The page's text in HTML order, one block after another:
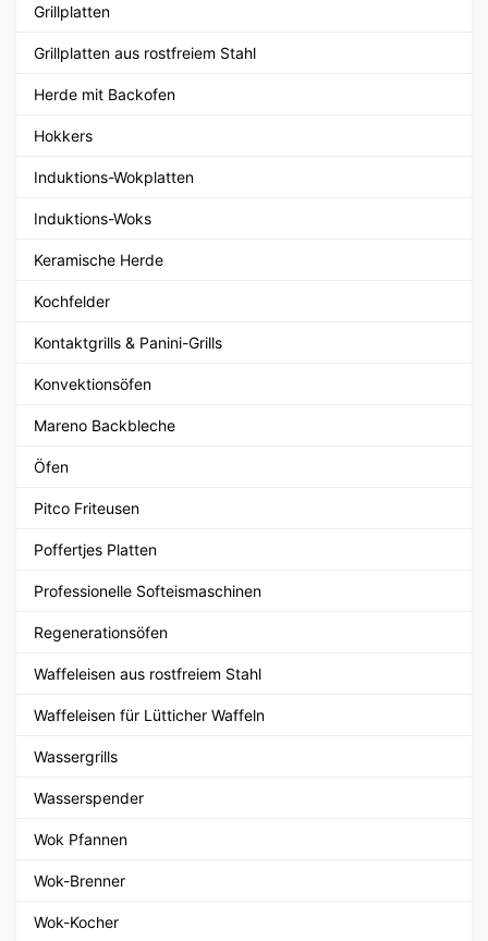
Grillplatten
Grillplatten aus rostfreiem Stahl
Herde mit Backofen
Hokkers
Induktions-Wokplatten
Induktions-Woks
Keramische Herde
Kochfelder
Kontaktgrills & Panini-Grills
Konvektionsöfen
Mareno Backbleche
Öfen
Pitco Friteusen
Poffertjes Platten
Professionelle Softeismaschinen
Regenerationsöfen
Waffeleisen aus rostfreiem Stahl
Waffeleisen für Lütticher Waffeln
Wassergrills
Wasserspender
Wok Pfannen
Wok-Brenner
Wok-Kocher